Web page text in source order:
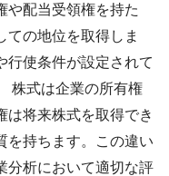
や配当受領権を持た
ての地位を取得しま
行使条件が設定されて
株式は企業の所有権
は将来株式を取得でき
を持ちます。この違い
分析において適切な評